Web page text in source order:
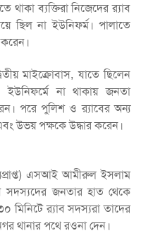
ব্যক্তিরা নিজেদের র‍্যাব
ছিল না ইউনিফর্ম। পালাতে
করেন।
মাইক্রোবাস, যাতে ছিলেন
না থাকায় জনতা
পরে পুলিশ ও র‍্যাবের অন্য
উভয় পক্ষকে উদ্ধার করেন।
এসআই আমীরুল ইসলাম
সদস্যদের জনতার হাত থেকে
মিনিটে র‍্যাব সদস্যরা তাদের
থানার পথে রওনা দেন।